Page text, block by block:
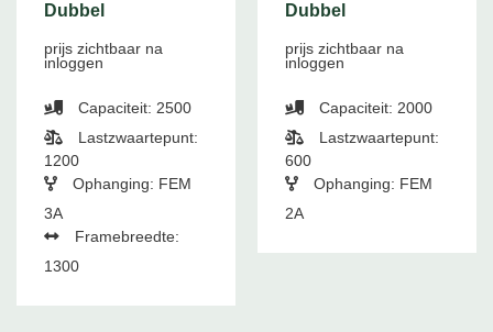
Dubbel
prijs zichtbaar na
inloggen
Capaciteit: 2500
Lastzwaartepunt:
1200
Ophanging: FEM
3A
Framebreedte:
1300
Dubbel
prijs zichtbaar na
inloggen
Capaciteit: 2000
Lastzwaartepunt:
600
Ophanging: FEM
2A